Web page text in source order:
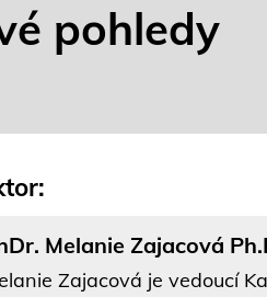
pohledy
Melanie Zajacová
Zajacová je vedoucí